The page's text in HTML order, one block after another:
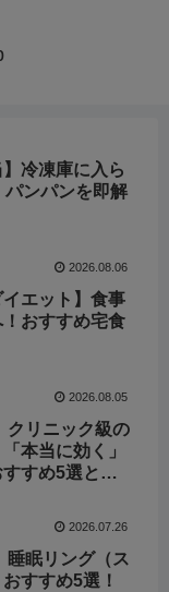
】冷凍庫に入ら
パンパンを即解
2026.08.06
イエット】食事
おすすめ宅食
2026.08.05
クリニック級の
本当に効く」
すめ5選と後
2026.07.26
睡眠リング（ス
すすめ5選！